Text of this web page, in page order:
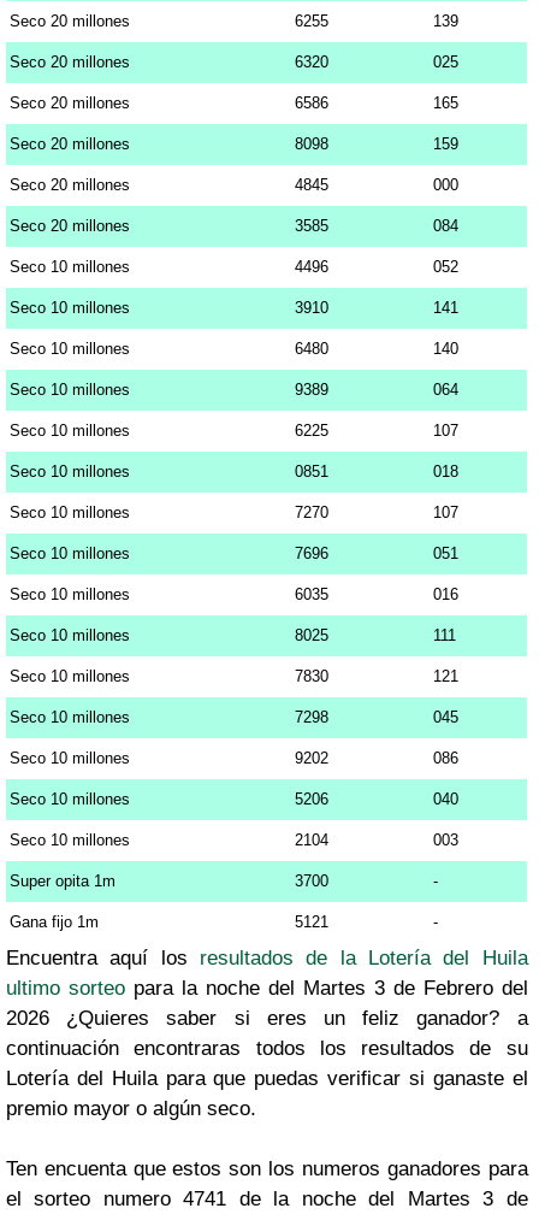
Seco 20 millones 6255 139
Seco 20 millones 6320 025
Seco 20 millones 6586 165
Seco 20 millones 8098 159
Seco 20 millones 4845 000
Seco 20 millones 3585 084
Seco 10 millones 4496 052
Seco 10 millones 3910 141
Seco 10 millones 6480 140
Seco 10 millones 9389 064
Seco 10 millones 6225 107
Seco 10 millones 0851 018
Seco 10 millones 7270 107
Seco 10 millones 7696 051
Seco 10 millones 6035 016
Seco 10 millones 8025 111
Seco 10 millones 7830 121
Seco 10 millones 7298 045
Seco 10 millones 9202 086
Seco 10 millones 5206 040
Seco 10 millones 2104 003
Super opita 1m 3700 -
Gana fijo 1m 5121 -
Encuentra aquí los resultados de la Lotería del Huila
ultimo sorteopara la noche del Martes 3 de Febrero del
2026 ¿Quieres saber si eres un feliz ganador? a
continuación encontraras todos los resultados de su
Lotería del Huila para que puedas verificar si ganaste el
premio mayor o algún seco.
Ten encuenta que estos son los numeros ganadores para
el sorteo numero 4741 de la noche del Martes 3 de